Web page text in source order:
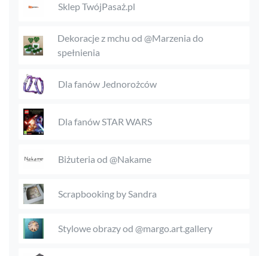
Sklep TwójPasaż.pl
Dekoracje z mchu od @Marzenia do
spełnienia
Dla fanów Jednorożców
Dla fanów STAR WARS
Biżuteria od @Nakame
Scrapbooking by Sandra
Stylowe obrazy od @margo.art.gallery